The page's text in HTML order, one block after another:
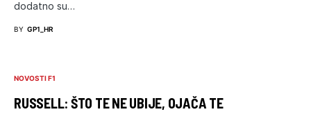
dodatno su…
BY GP1_HR
NOVOSTI F1
RUSSELL: ŠTO TE NE UBIJE, OJAČA TE